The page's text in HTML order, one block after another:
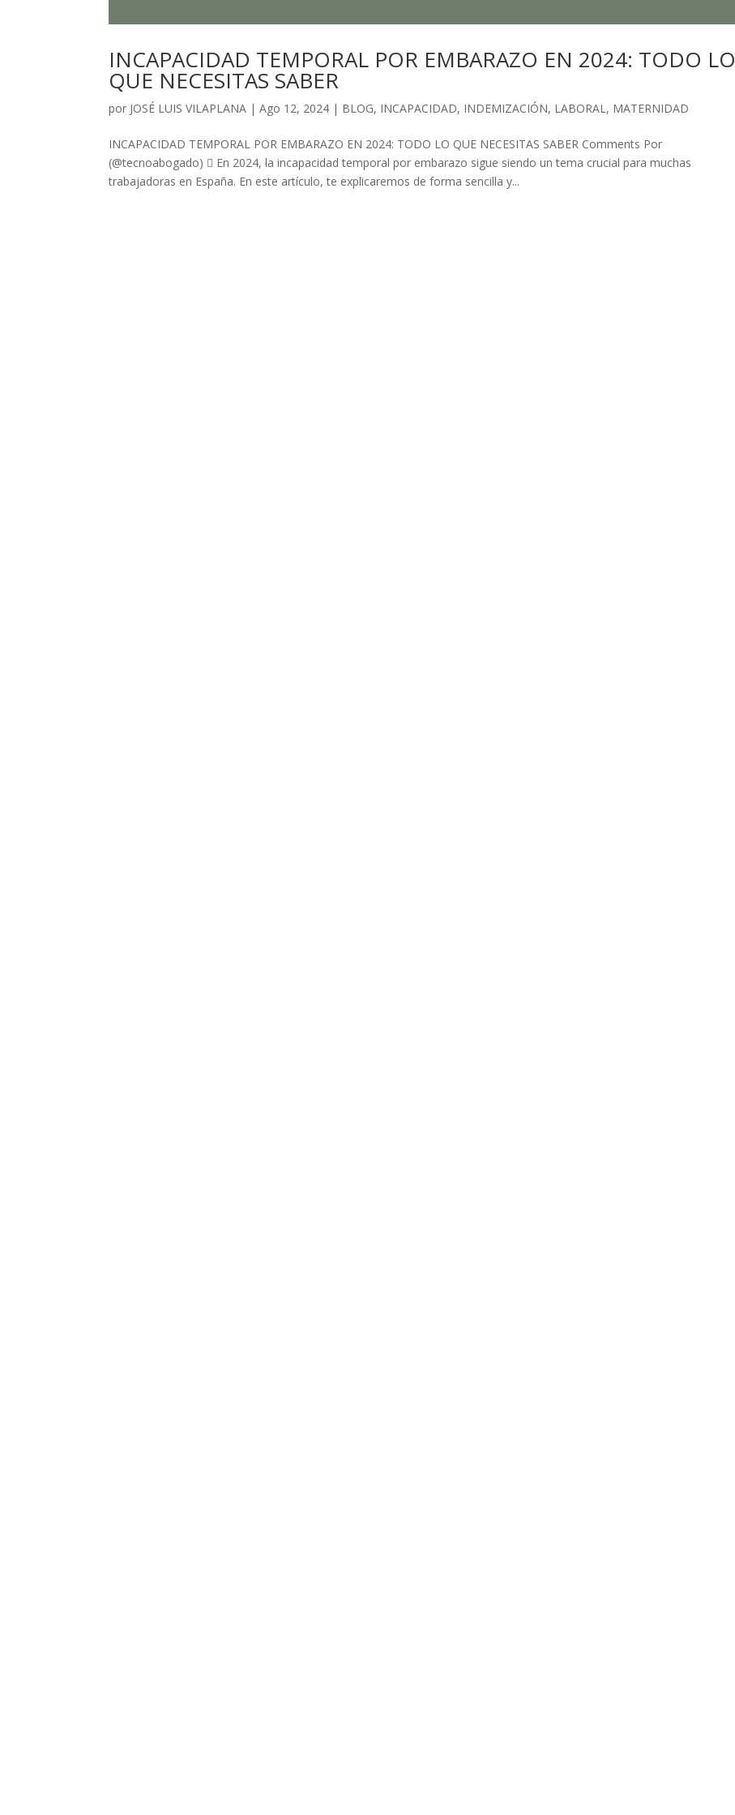
INCAPACIDAD TEMPORAL POR EMBARAZO EN 2024: TODO LO
QUE NECESITAS SABER
por JOSÉ LUIS VILAPLANA |Ago 12, 2024 | BLOG, INCAPACIDAD, INDEMIZACIÓN, LABORAL, MATERNIDAD
INCAPACIDAD TEMPORAL POR EMBARAZO EN 2024: TODO LO QUE NECESITAS SABER Comments Por
(@tecnoabogado)  En 2024, la incapacidad temporal por embarazo sigue siendo un tema crucial para muchas
trabajadoras en España. En este artículo, te explicaremos de forma sencilla y...